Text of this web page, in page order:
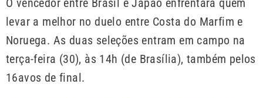
levar a melhor no duelo entre Costa do Marfim e
Noruega. As duas seleções entram em campo na
terça-feira (30), às 14h (de Brasília), também pelos
16avos de final.